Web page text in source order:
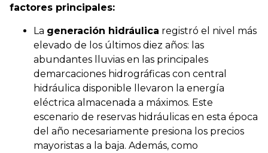
factores principales:
La generación hidráulica registró el nivel más
elevado de los últimos diez años: las
abundantes lluvias en las principales
demarcaciones hidrográficas con central
hidráulica disponible llevaron la energía
eléctrica almacenada a máximos. Este
escenario de reservas hidráulicas en esta época
del año necesariamente presiona los precios
mayoristas a la baja. Además, como